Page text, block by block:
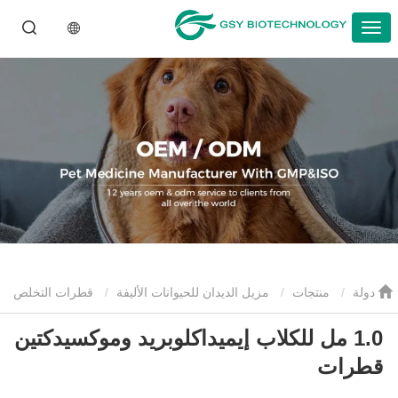
منتجات مزيل الديدان للحيوانات الأليفة قطرات التخلص
من الديدان للحيوانات الأليفة 1.0 مل للكلاب إيميداكلوبريد وموكسيدكتين
قطرات
1.0 مل للكلاب إيميداكلوبريد وموكسيدكتين
قطرات